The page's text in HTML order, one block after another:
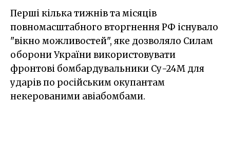
Перші кілька тижнів та місяців
повномасштабного вторгнення РФ існувало
"вікно можливостей", яке дозволяло Силам
оборони України використовувати
фронтові бомбардувальники Су-24М для
ударів по російським окупантам
некерованими авіабомбами.